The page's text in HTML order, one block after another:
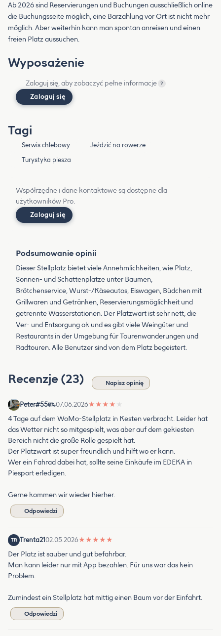
Ab 2026 sind Reservierungen und Buchungen ausschließlich online
die Buchungsseite möglich, eine Barzahlung vor Ort ist nicht mehr
möglich. Aber weiterhin kann man spontan anreisen und einen
freien Platz aussuchen.
Wyposażenie
Zaloguj się, aby zobaczyć pełne informacje ?
Zaloguj się
Tagi
Serwis chlebowy
Jeździć na rowerze
Turystyka piesza
Współrzędne i dane kontaktowe są dostępne dla
użytkowników Pro.
Zaloguj się
Podsumowanie opinii
Dieser Stellplatz bietet viele Annehmlichkeiten, wie Platz,
Sonnen- und Schattenplätze unter Bäumen,
Brötchenservice, Wurst-/Käseautos, Eiswagen, Büdchen mit
Grillwaren und Getränken, Reservierungsmöglichkeit und
getrennte Wasserstationen. Der Platzwart ist sehr nett, die
Ver- und Entsorgung ok und es gibt viele Weingüter und
Restaurants in der Umgebung für Tourenwanderungen und
Radtouren. Alle Benutzer sind von dem Platz begeistert.
Recenzje (23) Napisz opinię
Peter#55 07.06.2026★ ★ ★ ★ ★
4 Tage auf dem WoMo-Stellplatz in Kesten verbracht. Leider hat
das Wetter nicht so mitgespielt, was aber auf dem gekiesten
Bereich nicht die große Rolle gespielt hat.
Der Platzwart ist super freundlich und hilft wo er kann.
Wer ein Fahrad dabei hat, sollte seine Einkäufe im EDEKA in
Piesport erledigen.
Gerne kommen wir wieder hierher.
Odpowiedzi
TR Trenta2102.05.2026★ ★ ★ ★ ★
Der Platz ist sauber und gut befahrbar.
Man kann leider nur mit App bezahlen. Für uns war das kein
Problem.
Zumindest ein Stellplatz hat mittig einen Baum vor der Einfahrt.
Odpowiedzi